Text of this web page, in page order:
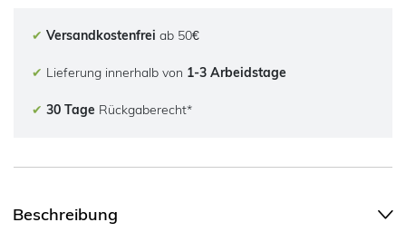
✔ Versandkostenfrei ab 50€
✔ Lieferung innerhalb von 1-3 Arbeidstage
✔ 30 Tage Rückgaberecht*
Beschreibung